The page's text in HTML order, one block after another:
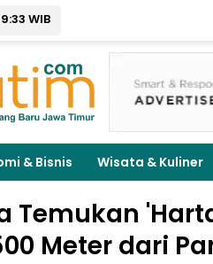
WIB
& Bisnis Wisata & Kuliner
Temukan
Meter dari